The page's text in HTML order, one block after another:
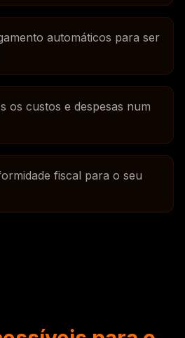
automáticos para ser
os custos e despesas num
fiscal para o seu